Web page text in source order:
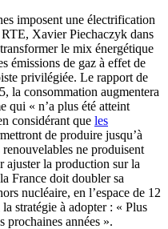
imposent une électrification
Xavier Piechaczyk dans
le mix énergétique
émissions de gaz à effet de
privilégiée. Le rapport de
la consommation augmentera
qui « n’a plus été atteint
considérant que les
de produire jusqu’à
ne produisent
ajuster la production sur la
France doit doubler sa
nucléaire, en l’espace de 12
stratégie à adopter : « Plus
prochaines années ».